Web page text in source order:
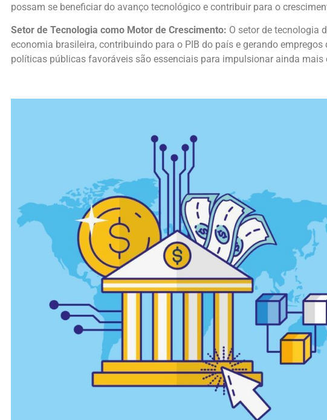
possam se beneficiar do avanço tecnológico e contribuir para o
Setor de Tecnologia como Motor de Crescimento: O setor de tecnologia
economia brasileira, contribuindo para o PIB do país e gerando
políticas públicas favoráveis são essenciais para impulsionar ainda